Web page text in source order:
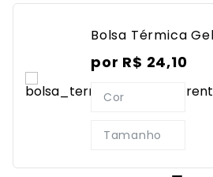
Bolsa Térmica
por R$ 24,10
Cor
Tamanho